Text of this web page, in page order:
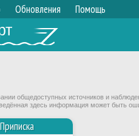
Обновления Помощь
общедоступных источников и
здесь информация может быть
Приписка